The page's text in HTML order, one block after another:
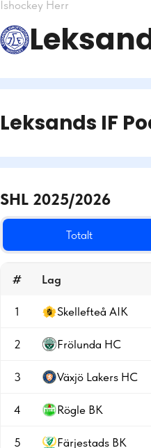
Ishockey Herr
Leksands IF
SHL 2025/2026
Totalt
# Lag
1 Skellefteå AIK
2 Frölunda HC
3 Växjö Lakers HC
4 Rögle BK
5 Färjestads BK